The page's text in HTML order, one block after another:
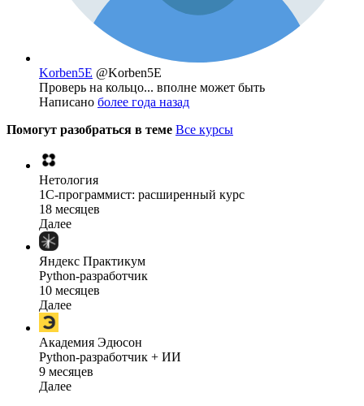
Korben5E @Korben5E
Проверь на кольцо... вполне может быть
Написано более года назад
Помогут разобраться в теме Все курсы
Нетология
1C-программист: расширенный курс
18 месяцев
Далее
Яндекс Практикум
Python-разработчик
10 месяцев
Далее
Академия Эдюсон
Python-разработчик + ИИ
9 месяцев
Далее